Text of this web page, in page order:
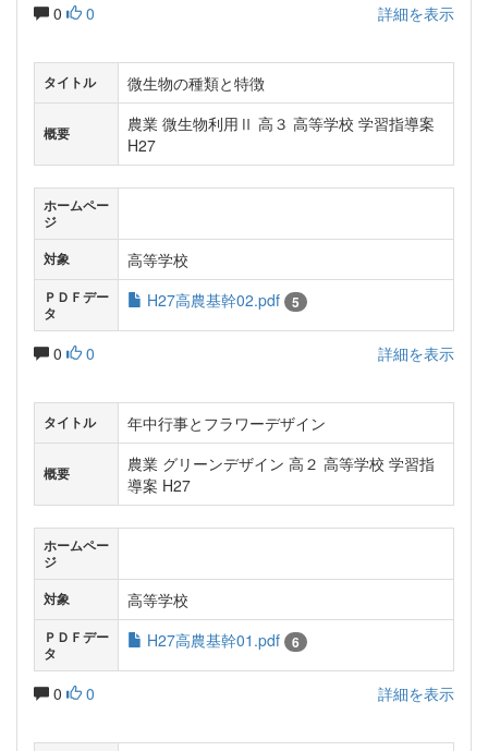
0 0 詳細を表示
タイトル 微生物の種類と特徴
概要
農業 微生物利用Ⅱ 高３ 高等学校 学習指導案
H27
ホームペー
ジ
対象
高等学校
ＰＤＦデー
タ
H27高農基幹02.pdf 5
0 0 詳細を表示
タイトル 年中行事とフラワーデザイン
概要
農業 グリーンデザイン 高２ 高等学校 学習指
導案 H27
ホームペー
ジ
対象
高等学校
ＰＤＦデー
タ
H27高農基幹01.pdf 6
0 0 詳細を表示